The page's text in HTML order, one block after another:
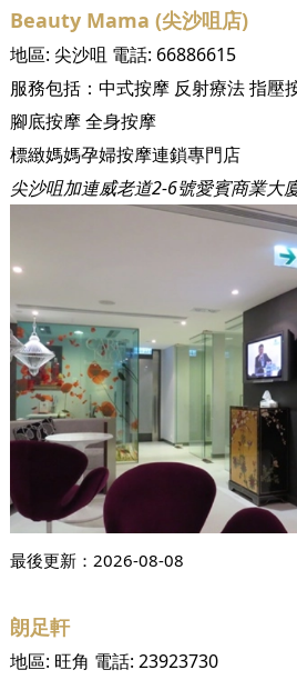
Beauty Mama (尖沙咀店)
地區: 尖沙咀 電話: 66886615
服務包括： 中式按摩 反射療法指壓
腳底按摩全身按摩
標緻媽媽孕婦按摩連鎖專門店
尖沙咀加連威老道2-6號愛賓商業大
最後更新： 2026-08-08
朗足軒
地區: 旺角 電話: 23923730